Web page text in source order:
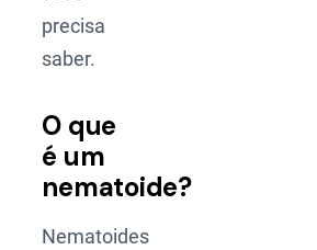
precisa
saber.
O que
é um
nematoide?
Nematoides